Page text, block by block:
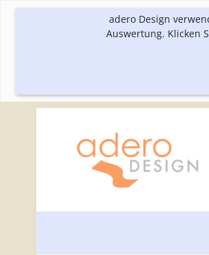
adero Design
Auswertung. Klicken